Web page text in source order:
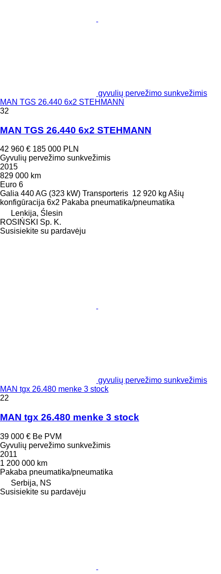
gyvulių pervežimo sunkvežimis
MAN TGS 26.440 6x2 STEHMANN
32
MAN TGS 26.440 6x2 STEHMANN
42 960 € 185 000 PLN
Gyvulių pervežimo sunkvežimis
2015
829 000 km
Euro 6
Galia 440 AG (323 kW) Transporteris 12 920 kg Ašių
konfigūracija 6x2 Pakaba pneumatika/pneumatika
Lenkija, Ślesin
ROSIŃSKI Sp. K.
Susisiekite su pardavėju
gyvulių pervežimo sunkvežimis
MAN tgx 26.480 menke 3 stock
22
MAN tgx 26.480 menke 3 stock
39 000 € Be PVM
Gyvulių pervežimo sunkvežimis
2011
1 200 000 km
Pakaba pneumatika/pneumatika
Serbija, NS
Susisiekite su pardavėju